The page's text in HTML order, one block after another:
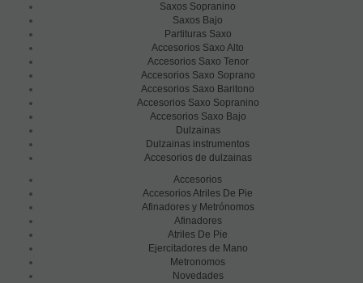
Saxos Sopranino
Saxos Bajo
Partituras Saxo
Accesorios Saxo Alto
Accesorios Saxo Tenor
Accesorios Saxo Soprano
Accesorios Saxo Baritono
Accesorios Saxo Sopranino
Accesorios Saxo Bajo
Dulzainas
Dulzainas instrumentos
Accesorios de dulzainas
Accesorios
Accesorios Atriles De Pie
Afinadores y Metrónomos
Afinadores
Atriles De Pie
Ejercitadores de Mano
Metronomos
Novedades